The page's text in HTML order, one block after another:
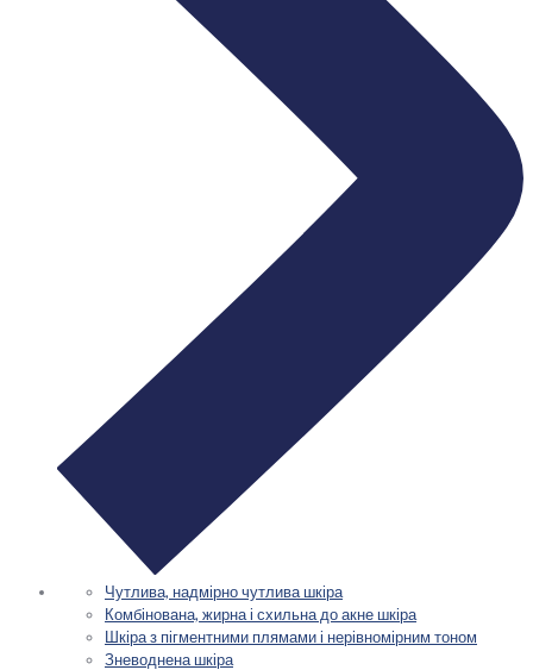
Чутлива, надмірно чутлива шкіра
Комбінована, жирна і схильна до акне шкіра
Шкіра з пігментними плямами і нерівномірним тоном
Зневоднена шкіра